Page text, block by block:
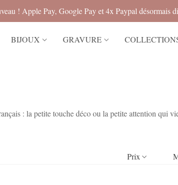
! Apple Pay, Google Pay et 4x Paypal désormais
BIJOUX GRAVURE
: la petite touche déco ou la petite attention qui
Prix